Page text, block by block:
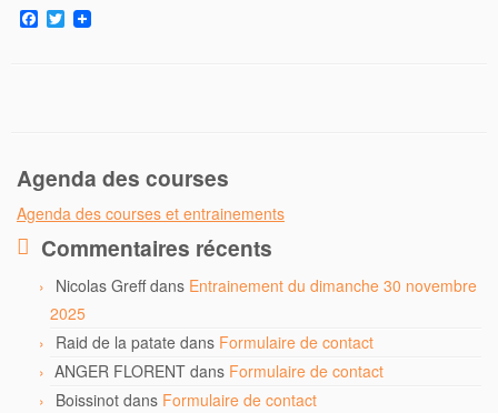
F
a
T
w
Agenda des courses
Agenda des courses et entrainements
Commentaires récents
Nicolas Greffdans Entrainement du dimanche 30 novembre
2025
Raid de la patate dans Formulaire de contact
ANGER FLORENT dans Formulaire de contact
Boissinot dans Formulaire de contact